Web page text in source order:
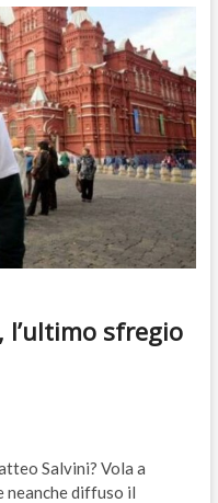
l’ultimo sfregio
Salvini? Vola a
neanche diffuso il